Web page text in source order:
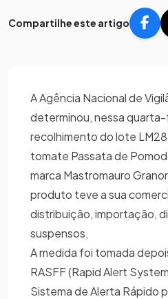
Compartilhe este artigo
A Agência Nacional de
determinou, nessa quarta-
recolhimento do lote
tomate Passata de
marca Mastromauro
produto teve a sua
distribuição, importação,
suspensos.
A medida foi tomada
RASFF (Rapid Alert
Sistema de Alerta Rápido